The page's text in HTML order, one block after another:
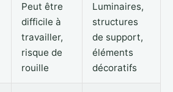
Peut être
difficile à
travailler,
risque de
rouille
Luminaires,
structures
de support,
éléments
décoratifs